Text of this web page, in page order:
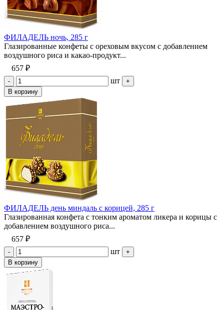
ФИЛАДЕЛЬ ночь, 285 г
Глазированные конфеты с ореховым вкусом с добавлением
воздушного риса и какао-продукт...
657 ₽
- шт
+
В корзину
ФИЛАДЕЛЬ день миндаль с корицей, 285 г
Глазированная конфета с тонким ароматом ликера и корицы с
добавлением воздушного риса...
657 ₽
- шт
+
В корзину